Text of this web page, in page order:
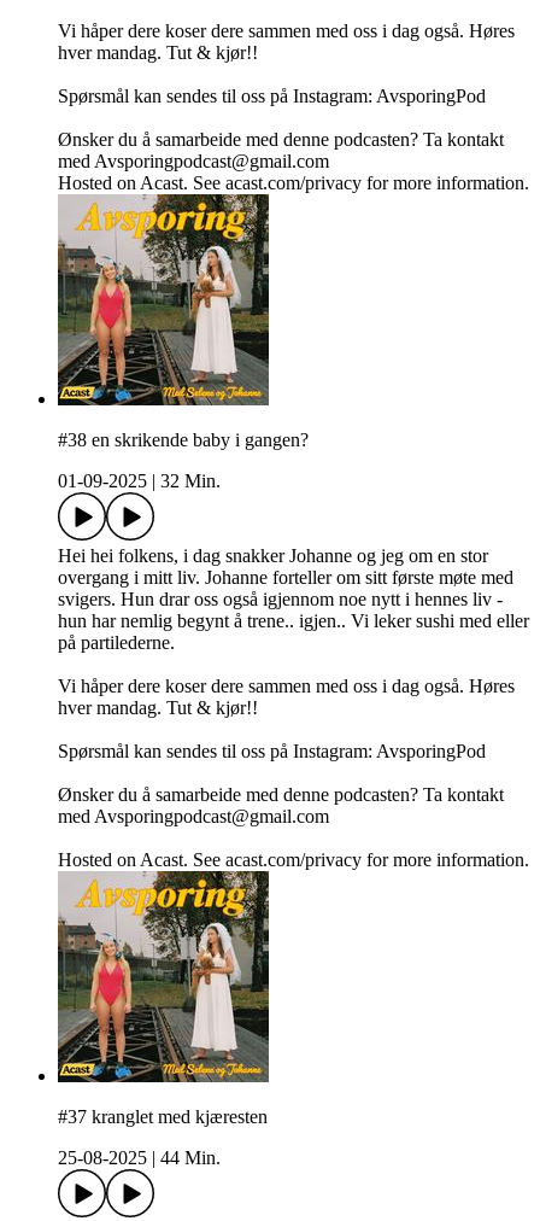
Vi håper dere koser dere sammen med oss i dag også. Høres
hver mandag. Tut & kjør!!
Spørsmål kan sendes til oss på Instagram: AvsporingPod
Ønsker du å samarbeide med denne podcasten? Ta kontakt
med Avsporingpodcast@gmail.com
Hosted on Acast. See acast.com/privacy for more information.
#38 en skrikende baby i gangen?
01-09-2025
32 Min.
Hei hei folkens, i dag snakker Johanne og jeg om en stor
overgang i mitt liv. Johanne forteller om sitt første møte med
svigers. Hun drar oss også igjennom noe nytt i hennes liv -
hun har nemlig begynt å trene.. igjen.. Vi leker sushi med eller
på partilederne.
Vi håper dere koser dere sammen med oss i dag også. Høres
hver mandag. Tut & kjør!!
Spørsmål kan sendes til oss på Instagram: AvsporingPod
Ønsker du å samarbeide med denne podcasten? Ta kontakt
med Avsporingpodcast@gmail.com
Hosted on Acast. See acast.com/privacy for more information.
#37 kranglet med kjæresten
25-08-2025
44 Min.